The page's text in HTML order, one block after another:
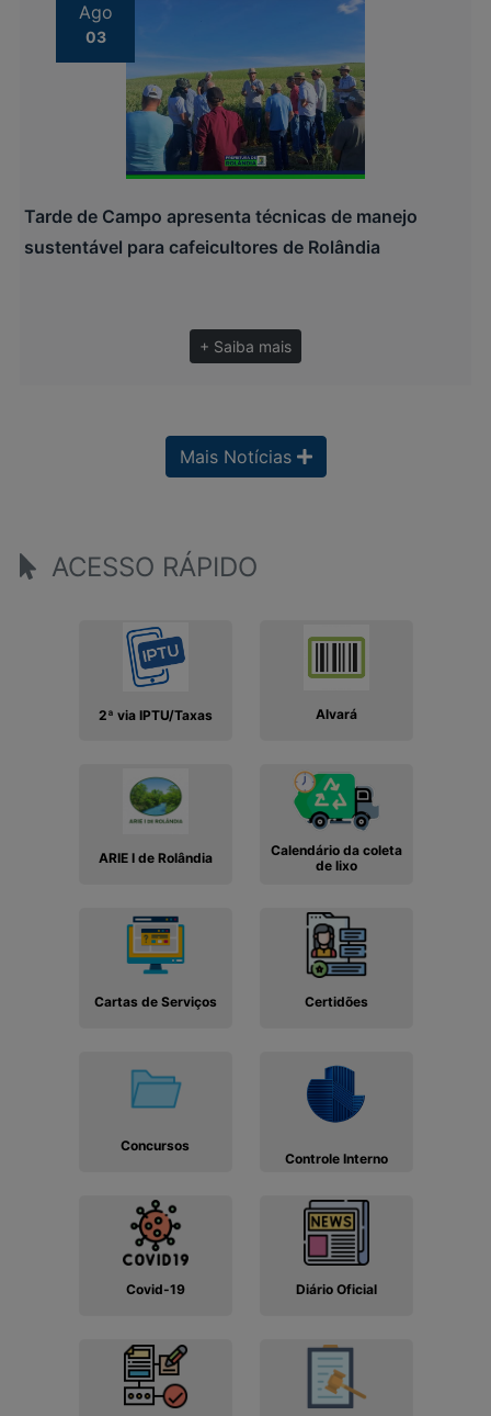
Ago
03
Tarde de Campo apresenta técnicas de manejo
sustentável para cafeicultores de Rolândia
+ Saiba mais
Mais Notícias
ACESSO RÁPIDO
2ª via IPTU/Taxas Alvará
ARIE I de Rolândia
Calendário da coleta
de lixo
Cartas de Serviços Certidões
Concursos
Controle Interno
Covid-19 Diário Oficial